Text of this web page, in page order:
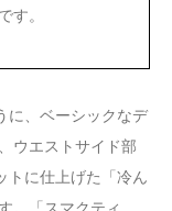
す。
に、ベーシックなデ
ウエストサイド部
トに仕上げた「冷ん
。「スマクティ